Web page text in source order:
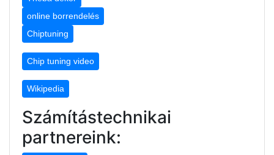
online borrendelés
Chiptuning
Chip tuning video
Wikipedia
Számítástechnikai
partnereink: